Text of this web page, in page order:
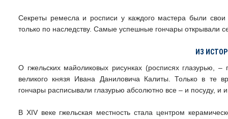
Секреты ремесла и росписи у каждого мастера были
только по наследству. Самые успешные гончары открывали
ИЗ
О гжельских майоликовых рисунках (росписях
великого князя Ивана Даниловича Калиты. Только в те
гончары расписывали глазурью абсолютно все – и посуду, и
В XIV веке гжельская местность стала центром